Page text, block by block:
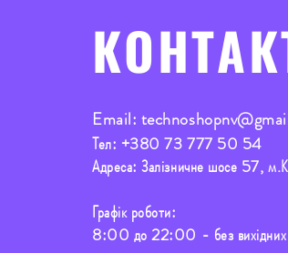
Email:
Тел: +380 73 777 50 54
Адреса: Залізничне шосе 57,
Графік роботи:
8:00 до 22:00 - без вихідних